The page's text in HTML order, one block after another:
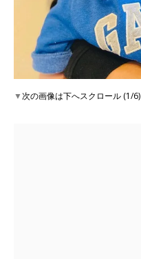
▼次の画像は下へスクロール (1/6)